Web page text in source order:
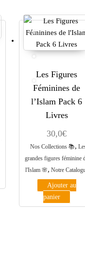
Les Figures
Féminines de
l’Islam Pack 6
Livres
30,0€
Nos Collections 📚,
grandes figures féminine
l'Islam 🌸, Notre
Ajouter au
panier